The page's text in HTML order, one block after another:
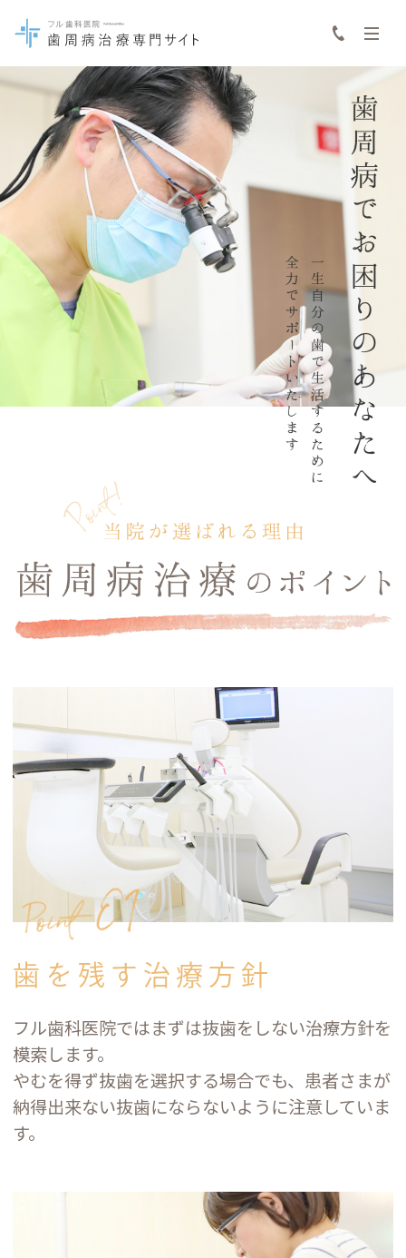
歯を残す治療方針
フル歯科医院ではまずは抜歯をしない治療方針を
模索します。
やむを得ず抜歯を選択する場合でも、患者さまが
納得出来ない抜歯にならないように注意していま
す。